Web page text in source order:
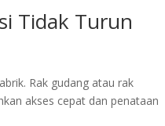
Tidak Turun
Rak gudang atau rak
akses cepat dan penataan